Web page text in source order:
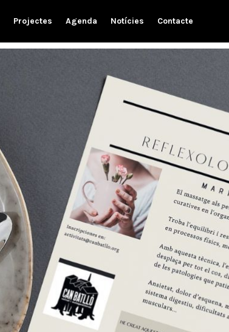
Projectes Agenda Notícies Contacte